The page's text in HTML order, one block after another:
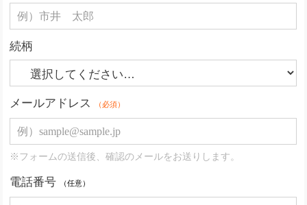
続柄
メールアドレス （必須）
※フォームの送信後、確認のメールをお送りします。
電話番号 （任意）